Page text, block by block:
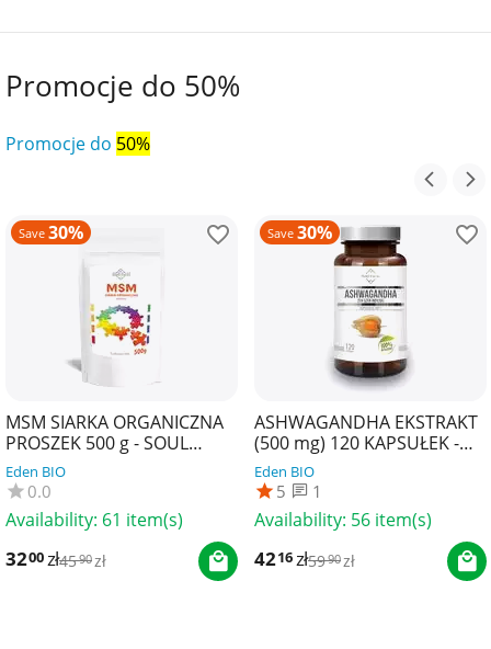
Promocje do 50%
Promocje do 50%
Save 30%
MSM SIARKA ORGANICZNA
PROSZEK 500 g - SOUL
FARM
Eden BIO
0.0
Availability: 61 item(s)
3200zł4590zł
Save 30%
ASHWAGANDHA EKSTRAKT
(500 mg) 120 KAPSUŁEK -
SOUL FARM
Eden BIO
5 1
Availability: 56 item(s)
4216zł5990zł